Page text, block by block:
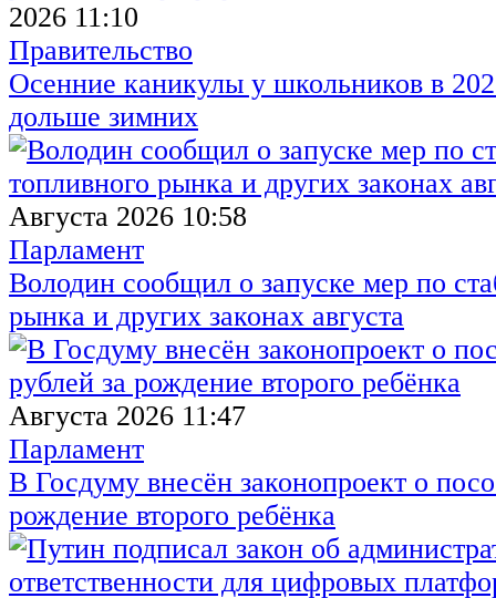
2026 11:10
Правительство
Осенние каникулы у школьников в
дольше зимних
Августа 2026 10:58
Парламент
Володин сообщил о запуске мер по
рынка и других законах августа
Августа 2026 11:47
Парламент
В Госдуму внесён законопроект о
рождение второго ребёнка